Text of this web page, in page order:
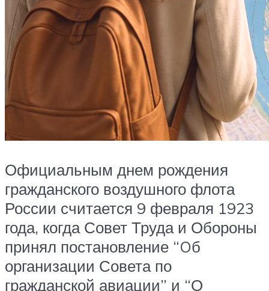
Официальным днем рождения
гражданского воздушного флота
России считается 9 февраля 1923
года, когда Совет Труда и Обороны
принял постановление “Oб
организации Совета по
гражданской авиации” и “О